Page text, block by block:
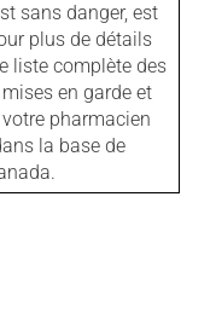
sans danger, est
plus de détails
liste complète des
en garde et
pharmacien
la base de